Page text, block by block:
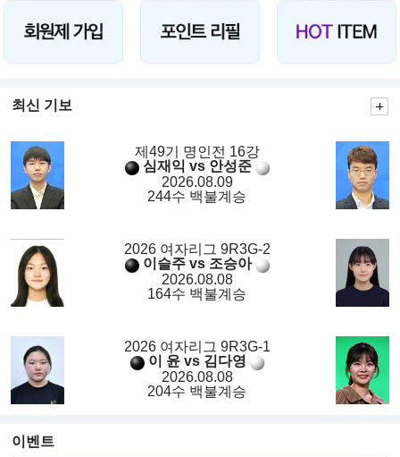
최신 기보
제49기 명인전 16강
심재익 vs 안성준
2026.08.09
244수 백불계승
2026 여자리그 9R3G-2
이슬주 vs 조승아
2026.08.08
164수 백불계승
2026 여자리그 9R3G-1
이 윤 vs 김다영
2026.08.08
204수 백불계승
이벤트